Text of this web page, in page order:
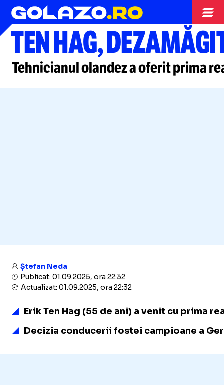
Campionate
TEN HAG,
Tehnicianul olandez a oferit prima
Ștefan Neda
Publicat: 01.09.2025, ora 22:32
Actualizat: 01.09.2025, ora 22:32
Erik Ten Hag (55 de ani) a venit cu prima
Decizia conducerii fostei campioane a